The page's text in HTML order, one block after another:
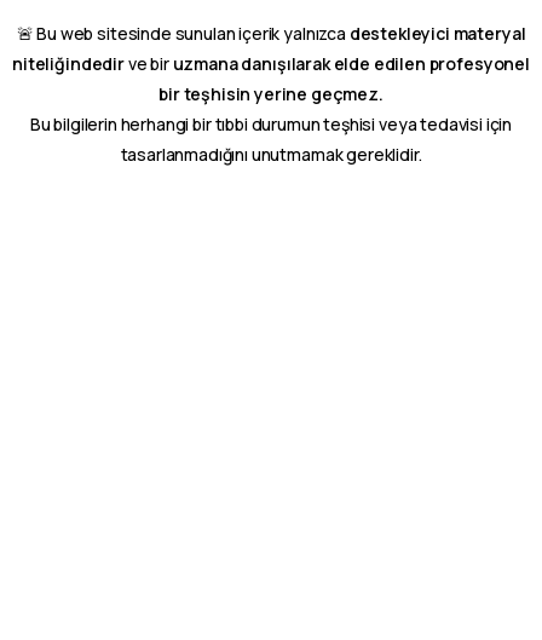
🚨 Bu web sitesinde sunulan içerik yalnızca destekleyici materyal
niteliğindedirve bir uzmana danışılarak elde edilen profesyonel
bir teşhisin yerine geçmez.
Bu bilgilerin herhangi bir tıbbi durumun teşhisi veya tedavisi için
tasarlanmadığını unutmamak gereklidir.